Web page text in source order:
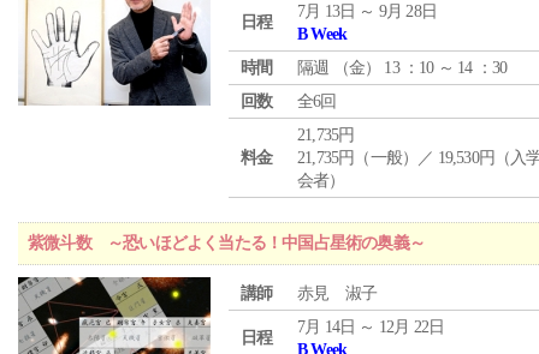
日程
7月 13日 ～ 9月 28日
B Week
時間
隔週 （金） 13 ：10 ～ 14 ：30
回数
全6回
料金
21,735円
21,735円（一般）／ 19,530円（入
会者）
紫微斗数 ～恐いほどよく当たる！中国占星術の奥義～
講師 赤見 淑子
日程
7月 14日 ～ 12月 22日
B Week